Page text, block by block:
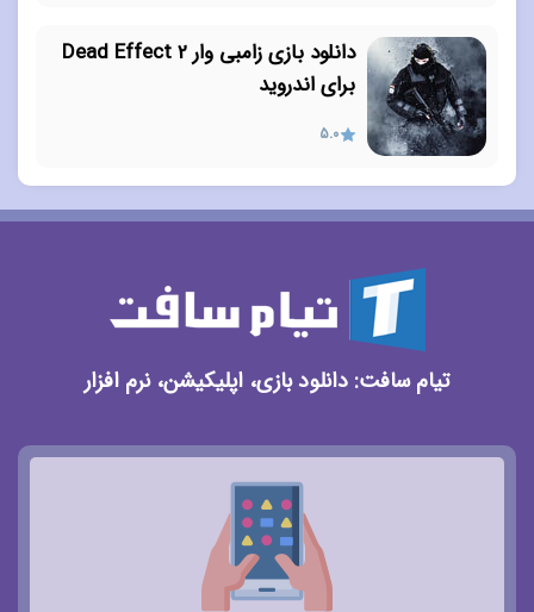
دانلود بازی زامبی وار Dead Effect 2
برای اندروید
5.0
تیام سافت: دانلود بازی، اپلیکیشن، نرم افزار